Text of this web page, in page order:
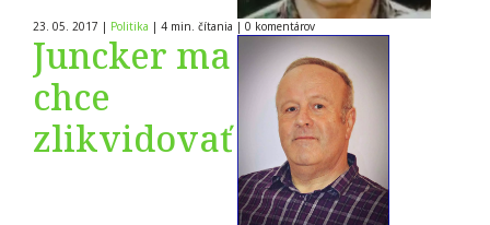
23. 05. 2017 | Politika | 4 min. čítania | 0 komentárov
Juncker ma
chce
zlikvidovať